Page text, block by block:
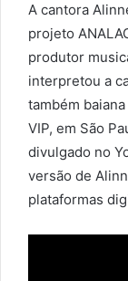
A cantora
projeto
produtor
interpretou a
também
VIP, em São
divulgado no
versão de
plataformas